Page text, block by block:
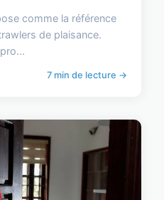
comme la référence
de plaisance.
7 min de lecture →